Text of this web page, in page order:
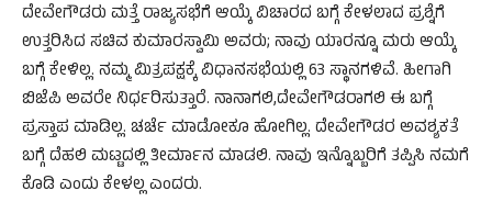
ದೇವೇಗೌಡರು ಮತ್ತೆ ‌ರಾಜ್ಯಸಭೆಗೆ ಆಯ್ಕೆ ವಿಚಾರದ ಬಗ್ಗೆ ಕೇಳಲಾದ ಪ್ರಶ್ನೆಗೆ
ಉತ್ತರಿಸಿದ ಸಚಿವ ಕುಮಾರಸ್ವಾಮಿ ಅವರು; ನಾವು ಯಾರನ್ನೂ ಮರು ಆಯ್ಕೆ
ಬಗ್ಗೆ ಕೇಳಿಲ್ಲ. ನಮ್ಮ ಮಿತ್ರಪಕ್ಷಕ್ಕೆ ವಿಧಾನಸಭೆಯಲ್ಲಿ 63 ಸ್ಥಾನ‌ಗಳಿವೆ. ಹೀಗಾಗಿ
ಬಿಜೆಪಿ‌ ಅವರೇ‌‌ ನಿರ್ಧರಿಸುತ್ತಾರೆ. ನಾನಾಗಲಿ,‌ದೇವೇಗೌಡರಾಗಲಿ ಈ ಬಗ್ಗೆ
ಪ್ರಸ್ತಾಪ ಮಾಡಿಲ್ಲ. ಚರ್ಚೆ ಮಾಡೋಕೂ ಹೋಗಿಲ್ಲ. ‌ದೇವೇಗೌಡರ ಅವಶ್ಯಕತೆ
ಬಗ್ಗೆ ದೆಹಲಿ‌ ಮಟ್ಟದಲ್ಲಿ ತೀರ್ಮಾನ ಮಾಡಲಿ. ನಾವು ಇನ್ನೊಬ್ಬರಿಗೆ ತಪ್ಪಿಸಿ ನಮಗೆ‌
ಕೊಡಿ ಎಂದು ಕೇಳಲ್ಲ ಎಂದರು.